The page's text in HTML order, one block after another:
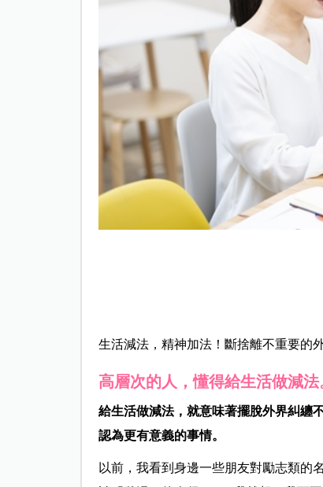
生活減法，精神加法！斷捨離不重要的
高層次的人，懂得給生活做減法
給生活做減法，就意味著擺脫外界糾纏
認為更有意義的事情。
以前，我看到身邊一些朋友對勵志類的